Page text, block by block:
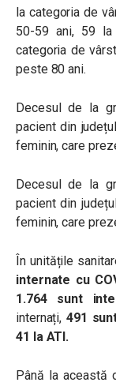
la categoria de
50-59 ani, 59
categoria de
peste 80 ani.
Decesul de la
pacient din
feminin, care
Decesul de la
pacient din
feminin, care
În unitățile
internate cu
1.764 sunt
internați,491
41 la ATI.
Până la această